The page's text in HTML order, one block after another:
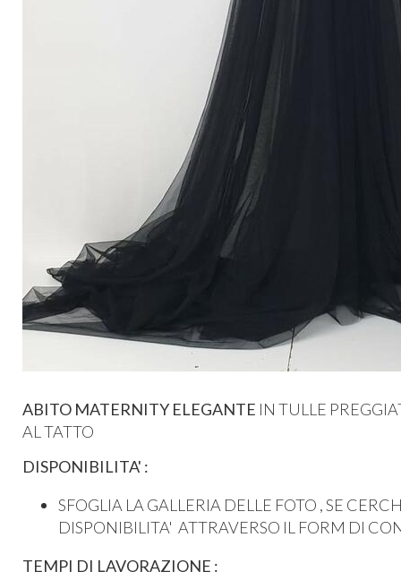
ABITO MATERNITY ELEGANTE IN TULLE
AL TATTO
DISPONIBILITA' :
SFOGLIA LA GALLERIA DELLE FOTO , SE
DISPONIBILITA' ATTRAVERSO IL FORM DI
TEMPI DI LAVORAZIONE :